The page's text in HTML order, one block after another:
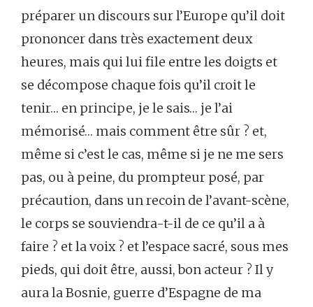
préparer un discours sur l’Europe qu’il doit
prononcer dans très exactement deux
heures, mais qui lui file entre les doigts et
se décompose chaque fois qu’il croit le
tenir… en principe, je le sais… je l’ai
mémorisé… mais comment être sûr ? et,
même si c’est le cas, même si je ne me sers
pas, ou à peine, du prompteur posé, par
précaution, dans un recoin de l’avant-scène,
le corps se souviendra-t-il de ce qu’il a à
faire ? et la voix ? et l’espace sacré, sous mes
pieds, qui doit être, aussi, bon acteur ? Il y
aura la Bosnie, guerre d’Espagne de ma